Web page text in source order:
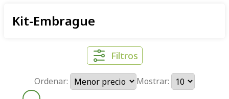
Kit-Embrague
Filtros
Ordenar: Mostrar: